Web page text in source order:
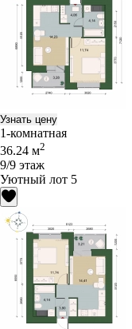
Узнать цену
1-комнатная
36.24 м2
9/9 этаж
Уютный лот 5